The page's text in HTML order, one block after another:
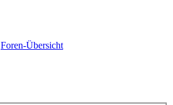
Foren-Übersicht